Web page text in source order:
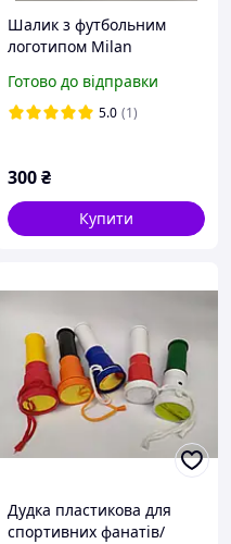
Шалик з футбольним
логотипом Milan
Готово до відправки
5.0 (1)
300₴
Купити
Дудка пластикова для
спортивних фанатів/